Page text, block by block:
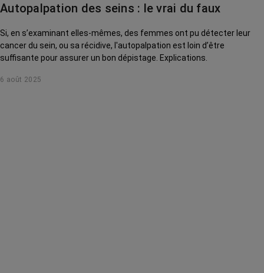
Autopalpation des seins : le vrai du faux
Si, en s’examinant elles-mêmes, des femmes ont pu détecter leur
cancer du sein, ou sa récidive, l'autopalpation est loin d’être
suffisante pour assurer un bon dépistage. Explications.
6 août 2025